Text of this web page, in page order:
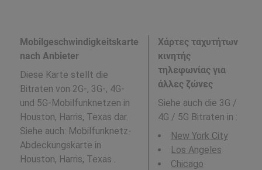
Mobilgeschwindigkeitskarte
nach Anbieter
Diese Karte stellt die
Bitraten von 2G-, 3G-, 4G-
und 5G-Mobilfunknetzen in
Houston, Harris, Texas dar.
Siehe auch: Mobilfunknetz-
Abdeckungskarte in
Houston, Harris, Texas .
Χάρτες ταχυτήτων
κινητής
τηλεφωνίας για
άλλες ζώνες
Siehe auch die 3G /
4G / 5G Bitraten in :
New York City
Los Angeles
Chicago